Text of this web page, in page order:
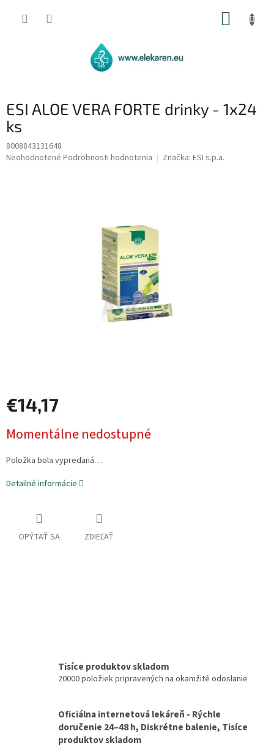
ESI ALOE VERA FORTE drinky - 1x24
ks
8008843131648
Priemerné
Neohodnotené Podrobnosti hodnotenia Značka: ESI s.p.a.
€14,17
cena:
Momentálne nedostupné
Položka bola vypredaná…
Detailné informácie
OPÝTAŤ SA ZDIEĽAŤ
Tisíce produktov skladom
20000 položiek pripravených na okamžité odoslanie
Oficiálna internetová lekáreň - Rýchle
doručenie 24–48 h, Diskrétne balenie, Tisíce
produktov skladom